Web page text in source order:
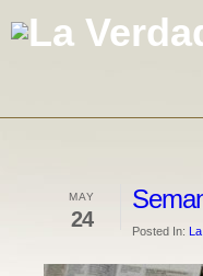
MAY
24 Posted In: